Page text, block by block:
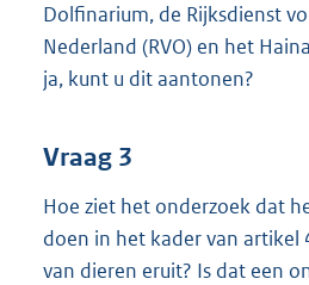
Dolfinarium, de Rijksdienst
Nederland (RVO) en het
ja, kunt u dit aantonen?
Vraag 3
Hoe ziet het onderzoek dat
doen in het kader van artikel
van dieren eruit? Is dat een